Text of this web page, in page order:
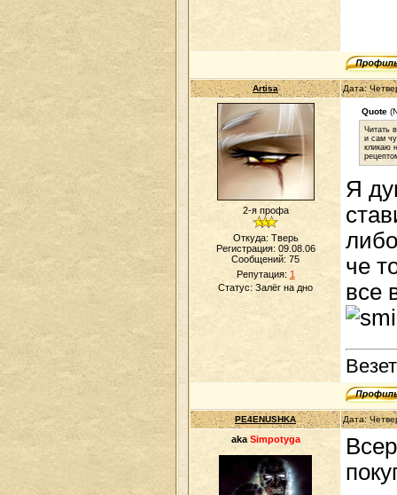
Artisa Дата:
2-я профа
Откуда: Тверь
Регистрация: 09.08.06
Сообщений: 75
Репутация: 1
Статус: Залёг на дно
Quote
Читать
и сам
кликаю
Я
че
все
PE4ENUSHKA Дата:
aka Simpotyga